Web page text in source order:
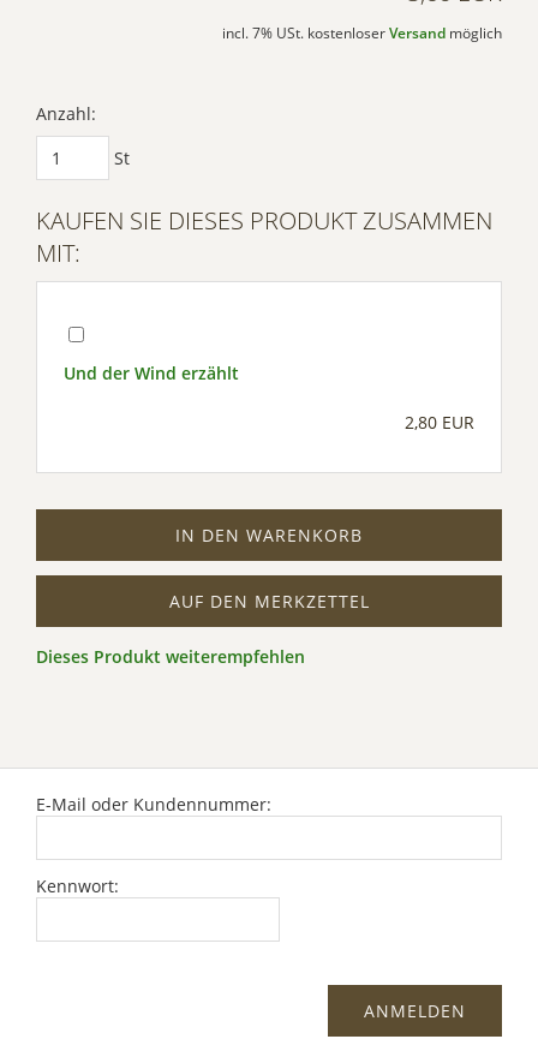
Management Platformincl. 7% USt. kostenloser Versand möglich
Anzahl:
St
KAUFEN SIE DIESES PRODUKT ZUSAMMEN
MIT:
Und der Wind erzählt
2,80 EUR
IN DEN WARENKORB
AUF DEN MERKZETTEL
Dieses Produkt weiterempfehlen
E-Mail oder Kundennummer:
Kennwort: